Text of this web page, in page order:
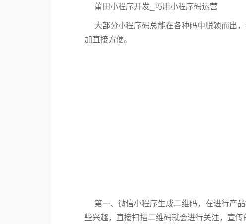
莆田小程序开发_巧用小程序码运营
大部分小程序码总能在各种码中脱颖而出
加直接方便。
第一、微信小程序生成二维码，在进行产
些兴趣，直接扫描二维码就会进行关注，宣传